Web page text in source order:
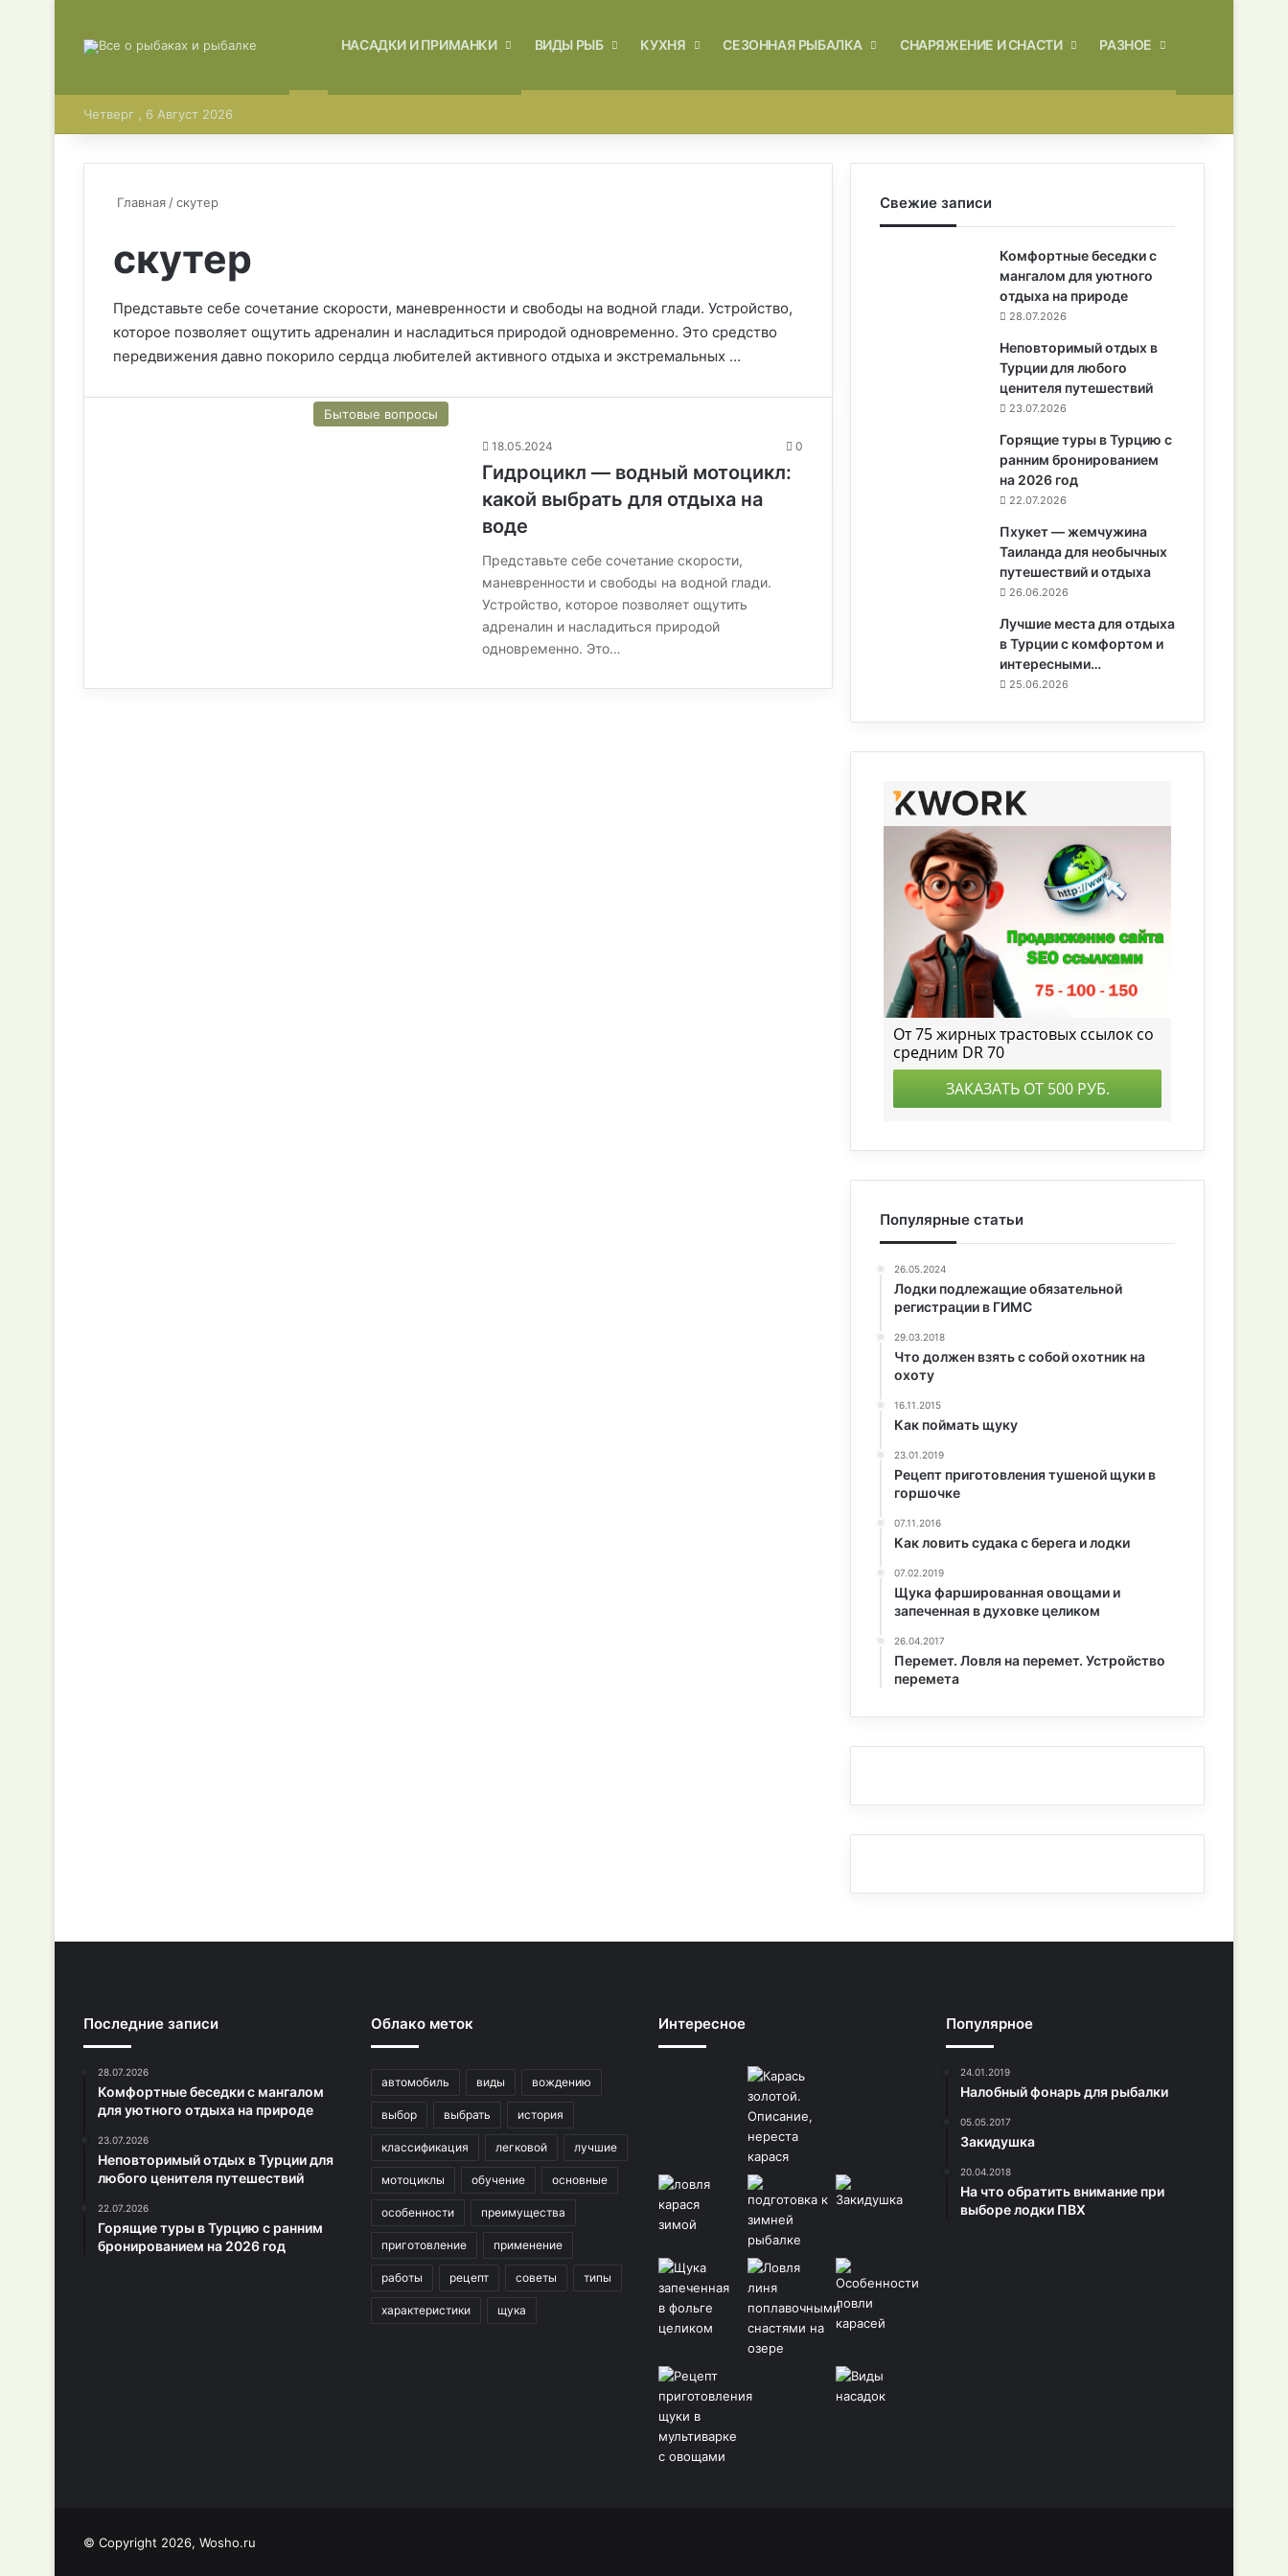
ГЛАВНАЯНАСАДКИ И ПРИМАНКИ ВИДЫ РЫБ КУХНЯ СЕЗОННАЯ РЫБАЛКА СНАРЯЖЕНИЕ И СНАСТИ РАЗНОЕ
Четверг , 6 Август 2026
Главная /скутер
скутер
Представьте себе сочетание скорости, маневренности и свободы на водной глади. Устройство,
которое позволяет ощутить адреналин и насладиться природой одновременно. Это средство
передвижения давно покорило сердца любителей активного отдыха и экстремальных …
Бытовые вопросы
18.05.2024 0
Гидроцикл — водный мотоцикл:
какой выбрать для отдыха на
воде
Представьте себе сочетание скорости,
маневренности и свободы на водной глади.
Устройство, которое позволяет ощутить
адреналин и насладиться природой
одновременно. Это…
Свежие записи
Комфортные беседки с
мангалом для уютного
отдыха на природе
28.07.2026
Неповторимый отдых в
Турции для любого
ценителя путешествий
23.07.2026
Горящие туры в Турцию с
ранним бронированием
на 2026 год
22.07.2026
Пхукет — жемчужина
Таиланда для необычных
путешествий и отдыха
26.06.2026
Лучшие места для отдыха
в Турции с комфортом и
интересными…
25.06.2026
Популярные статьи
26.05.2024
Лодки подлежащие обязательной
регистрации в ГИМС
29.03.2018
Что должен взять с собой охотник на
охоту
16.11.2015
Как поймать щуку
23.01.2019
Рецепт приготовления тушеной щуки в
горшочке
07.11.2016
Как ловить судака с берега и лодки
07.02.2019
Щука фаршированная овощами и
запеченная в духовке целиком
26.04.2017
Перемет. Ловля на перемет. Устройство
перемета
Последние записи
28.07.2026
Комфортные беседки с мангалом
для уютного отдыха на природе
23.07.2026
Неповторимый отдых в Турции для
любого ценителя путешествий
22.07.2026
Горящие туры в Турцию с ранним
бронированием на 2026 год
Облако меток
автомобиль виды вождению
выбор выбрать история
классификация легковой лучшие
мотоциклы обучение основные
особенности преимущества
приготовление применение
работы рецепт советы типы
характеристики щука
Интересное Популярное
24.01.2019
Налобный фонарь для рыбалки
05.05.2017
Закидушка
20.04.2018
На что обратить внимание при
выборе лодки ПВХ
© Copyright 2026, Wosho.ru